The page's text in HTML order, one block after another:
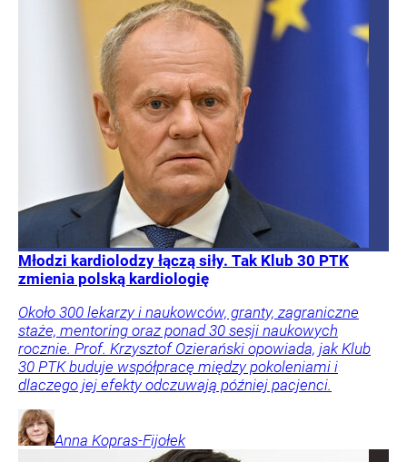
Młodzi kardiolodzy łączą siły. Tak Klub 30 PTK
zmienia polską kardiologię
Około 300 lekarzy i naukowców, granty, zagraniczne
staże, mentoring oraz ponad 30 sesji naukowych
rocznie. Prof. Krzysztof Ozierański opowiada, jak Klub
30 PTK buduje współpracę między pokoleniami i
dlaczego jej efekty odczuwają później pacjenci.
Anna Kopras-Fijołek